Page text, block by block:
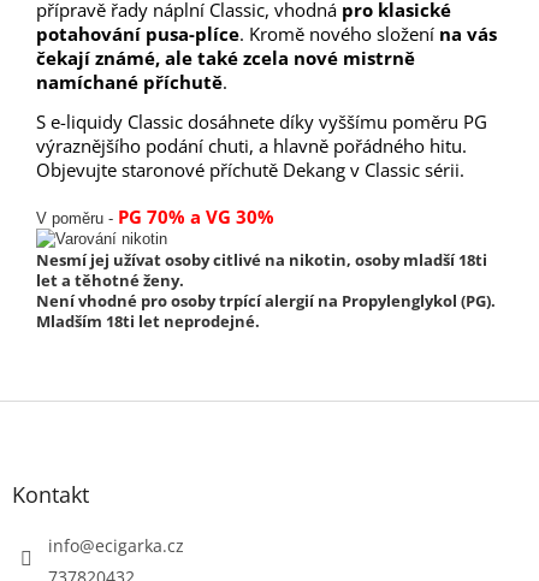
přípravě řady náplní Classic, vhodná pro klasické
potahování pusa-plíce. Kromě nového složení na vás
čekají známé, ale také zcela nové mistrně
namíchané příchutě.
S e-liquidy Classic dosáhnete díky vyššímu poměru PG
výraznějšího podání chuti, a hlavně pořádného hitu.
Objevujte staronové příchutě Dekang v Classic sérii.
V poměru - PG 70% a VG 30%
Nesmí jej užívat osoby citlivé na nikotin, osoby mladší 18ti
let a těhotné ženy.
Není vhodné pro osoby trpící alergií na Propylenglykol (PG).
Mladším 18ti let neprodejné.
Kontakt
info@ecigarka.cz
737820432